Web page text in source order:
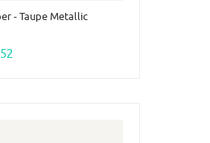
- Taupe Metallic